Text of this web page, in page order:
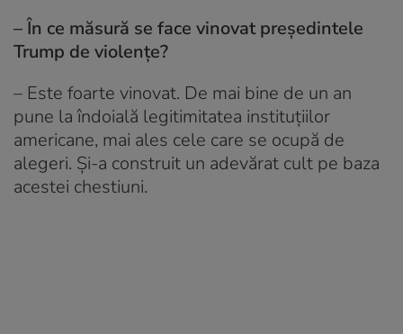
– În ce măsură se face vinovat președintele
Trump de violențe?
– Este foarte vinovat. De mai bine de un an
pune la îndoială legitimitatea instituțiilor
americane, mai ales cele care se ocupă de
alegeri. Și-a construit un adevărat cult pe baza
acestei chestiuni.